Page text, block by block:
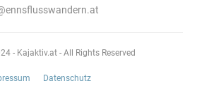
- Kajaktiv.at - All Rights Reserved
Datenschutz